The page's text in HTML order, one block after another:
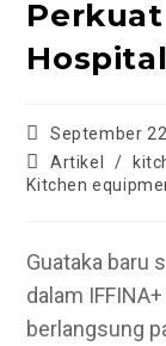
Post
published:
September
Post
category:
Artikel /
Kitchen
Guataka baru
dalam
berlangsung